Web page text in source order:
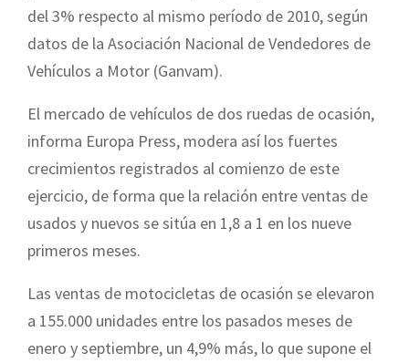
del 3% respecto al mismo período de 2010, según
datos de la Asociación Nacional de Vendedores de
Vehículos a Motor (Ganvam).
El mercado de vehículos de dos ruedas de ocasión,
informa Europa Press, modera así los fuertes
crecimientos registrados al comienzo de este
ejercicio, de forma que la relación entre ventas de
usados y nuevos se sitúa en 1,8 a 1 en los nueve
primeros meses.
Las ventas de motocicletas de ocasión se elevaron
a 155.000 unidades entre los pasados meses de
enero y septiembre, un 4,9% más, lo que supone el